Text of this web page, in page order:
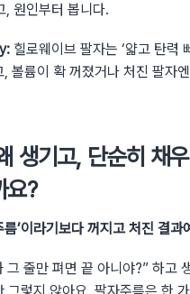
, 원인부터 봅니다.
힐로웨이브 팔자는 ‘얇고 탄력
볼륨이 확 꺼졌거나 처진 팔자
생기고, 단순히 채
요?
름’이라기보다 꺼지고 처진 결과
그 줄만 펴면 끝 아니야?” 하고